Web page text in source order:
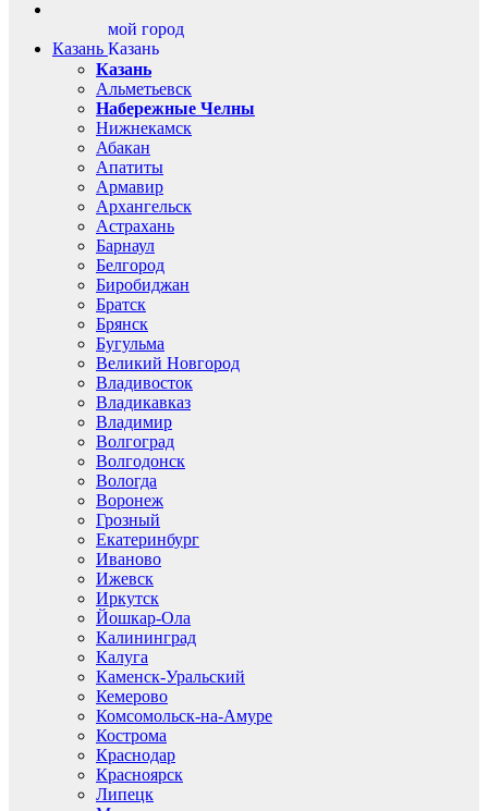
Казань
мой город
Казань
Казань
Альметьевск
Набережные Челны
Нижнекамск
Абакан
Апатиты
Армавир
Архангельск
Астрахань
Барнаул
Белгород
Биробиджан
Братск
Брянск
Бугульма
Великий Новгород
Владивосток
Владикавказ
Владимир
Волгоград
Волгодонск
Вологда
Воронеж
Грозный
Екатеринбург
Иваново
Ижевск
Иркутск
Йошкар-Ола
Калининград
Калуга
Каменск-Уральский
Кемерово
Комсомольск-на-Амуре
Кострома
Краснодар
Красноярск
Липецк